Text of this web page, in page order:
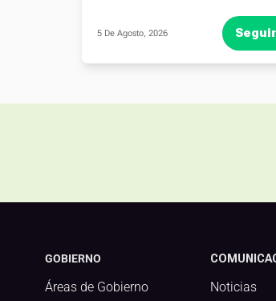
5 De Agosto, 2026
GOBIERNO
Áreas de Gobierno
Noticias